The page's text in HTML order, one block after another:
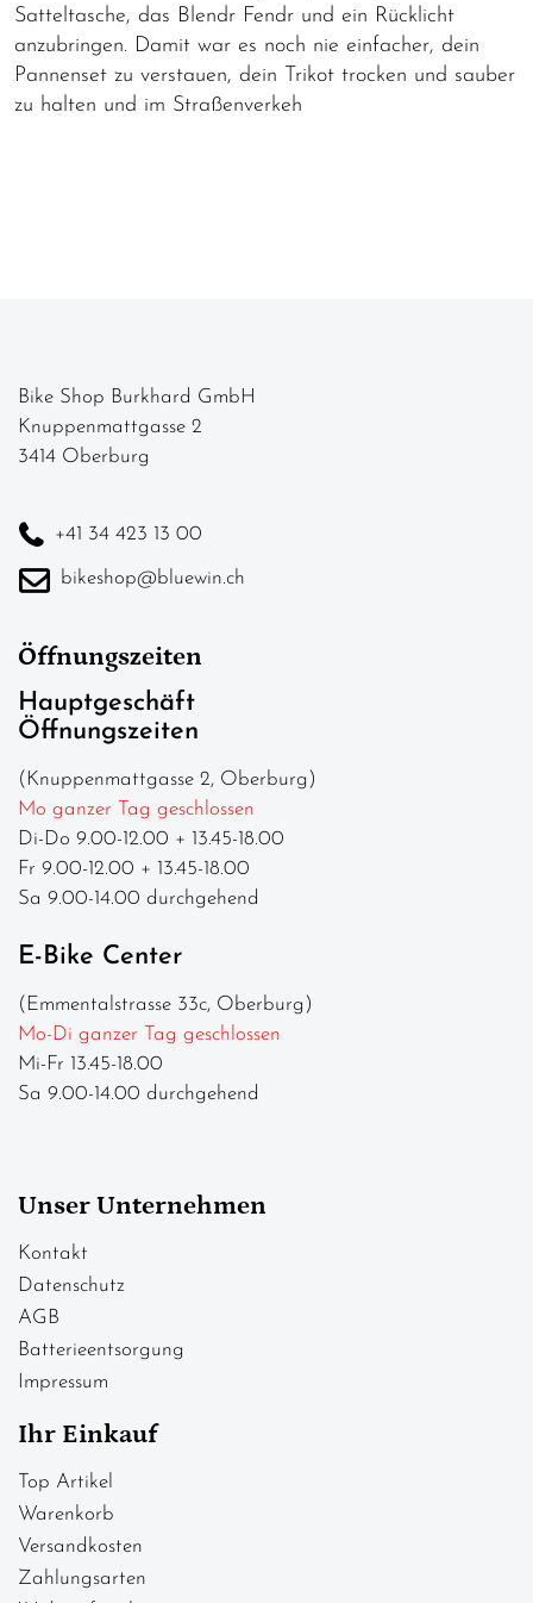
Satteltasche, das Blendr Fendr und ein Rücklicht
anzubringen. Damit war es noch nie einfacher, dein
Pannenset zu verstauen, dein Trikot trocken und sauber
zu halten und im Straßenverkeh
Bike Shop Burkhard GmbH
Knuppenmattgasse 2
3414 Oberburg
+41 34 423 13 00
bikeshop@bluewin.ch
Öffnungszeiten
Hauptgeschäft
Öffnungszeiten
(Knuppenmattgasse 2, Oberburg)
Mo ganzer Tag geschlossen
Di-Do 9.00-12.00 + 13.45-18.00
Fr 9.00-12.00 + 13.45-18.00
Sa 9.00-14.00 durchgehend
E-Bike Center
(Emmentalstrasse 33c, Oberburg)
Mo-Di ganzer Tag geschlossen
Mi-Fr 13.45-18.00
Sa 9.00-14.00 durchgehend
Unser Unternehmen
Kontakt
Datenschutz
AGB
Batterieentsorgung
Impressum
Ihr Einkauf
Top Artikel
Warenkorb
Versandkosten
Zahlungsarten